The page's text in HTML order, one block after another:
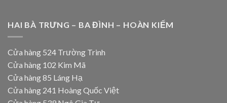
HAI BÀ TRƯNG – BA ĐÌNH – HOÀN KIẾM
Cửa hàng 524 Trường Trinh
Cửa hàng 102 Kim Mã
Cửa hàng 85 Láng Hạ
Cửa hàng 241 Hoàng Quốc Việt